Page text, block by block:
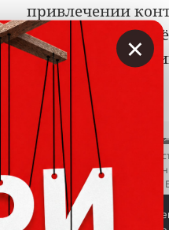
привлечении
суд в итоге
Сулейманова, а
доказал.
Опубликовано
03.07.2026
Бортник
Альберт Асрян
Анжелика Поплавская
Самков
,Дмитрий Клеточкин
Лариса Кондратова
Руслан
Татьяна Любина
Мы используем куки,
×